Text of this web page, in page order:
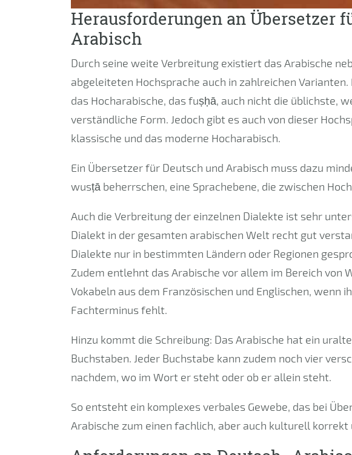
Herausforderungen an Übersetzer
Arabisch
Durch seine weite Verbreitung existiert das Arabische
abgeleiteten Hochsprache auch in zahlreichen
das Hocharabische, das fuṣḥā, auch nicht die üblichste,
verständliche Form. Jedoch gibt es auch von dieser
klassische und das moderne Hocharabisch.
Ein Übersetzer für Deutsch und Arabisch muss dazu
wusṭā beherrschen, eine Sprachebene, die zwischen
Auch die Verbreitung der einzelnen Dialekte ist sehr
Dialekt in der gesamten arabischen Welt recht gut
Dialekte nur in bestimmten Ländern oder Regionen
Zudem entlehnt das Arabische vor allem im Bereich von
Vokabeln aus dem Französischen und Englischen, wenn
Fachterminus fehlt.
Hinzu kommt die Schreibung: Das Arabische hat ein
Buchstaben. Jeder Buchstabe kann zudem noch vier
nachdem, wo im Wort er steht oder ob er allein steht.
So entsteht ein komplexes verbales Gewebe, das bei
Arabische zum einen fachlich, aber auch kulturell